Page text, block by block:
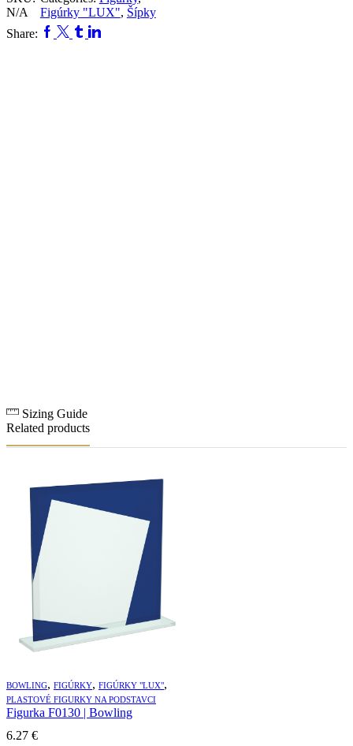
N/A
Figúrky "LUX", Šípky
Share:
Facebook
Twitter
TumblrLinkedin
Sizing Guide
Related products
BOWLING, FIGÚRKY, FIGÚRKY "LUX",
PLASTOVÉ FIGURKY NA PODSTAVCI
Figurka F0130 | Bowling
6.27 €